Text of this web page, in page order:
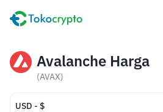
Avalanche Harga
(AVAX)
USD - $